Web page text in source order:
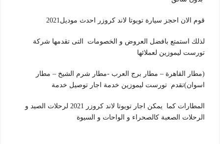
قوم الان احجز سيارة تويوتا لاند كروزر احدث موديل2021
لذلك استمتع بافضل العروض و الخصومات التى تقدمها شركة
تورست ليموزين لعملائها
(مطار القاهرة – مطار برج العرب -مطار شرم الشيخ – مطار
اسوان)تقدم تورست ليموزين خدمة اجار توصيل خدمة
المطارات كما يمكن اجار تويوتا لاند كروزر 2021 لرحلات الصيد و
الرحلات الصعبة كالصحراء و الواحات و السيوة